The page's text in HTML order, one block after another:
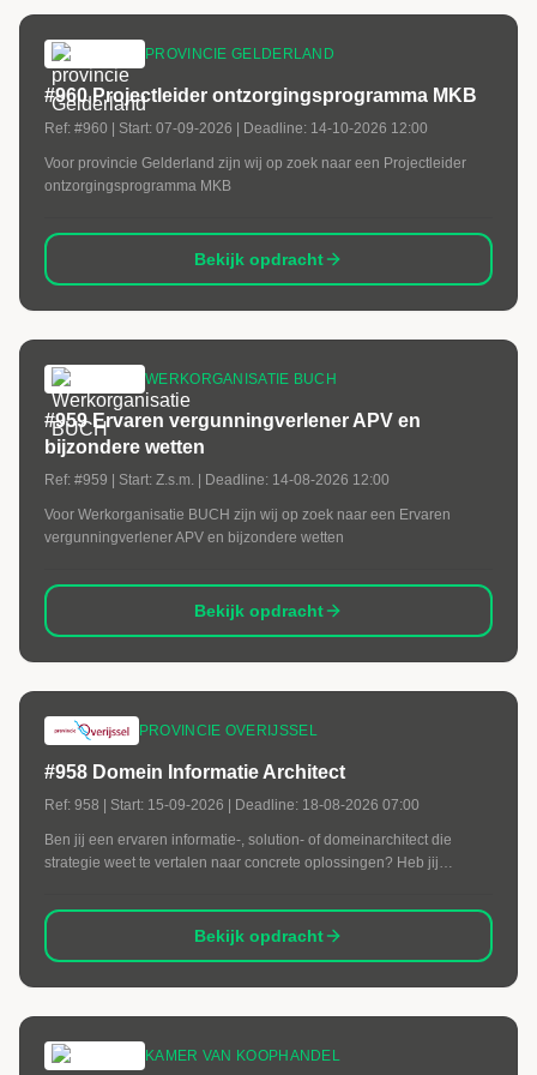
PROVINCIE GELDERLAND
#960 Projectleider ontzorgingsprogramma MKB
Ref: #960 | Start: 07-09-2026 | Deadline: 14-10-2026 12:00
Voor provincie Gelderland zijn wij op zoek naar een Projectleider
ontzorgingsprogramma MKB
Bekijk opdracht
WERKORGANISATIE BUCH
#959 Ervaren vergunningverlener APV en
bijzondere wetten
Ref: #959 | Start: Z.s.m. | Deadline: 14-08-2026 12:00
Voor Werkorganisatie BUCH zijn wij op zoek naar een Ervaren
vergunningverlener APV en bijzondere wetten
Bekijk opdracht
PROVINCIE OVERIJSSEL
#958 Domein Informatie Architect
Ref: 958 | Start: 15-09-2026 | Deadline: 18-08-2026 07:00
Ben jij een ervaren informatie-, solution- of domeinarchitect die
strategie weet te vertalen naar concrete oplossingen? Heb jij
architectuurgovernance en digitale transformaties binnen de
overheid? Dan zijn wij op zoek naar jou.
Bekijk opdracht
KAMER VAN KOOPHANDEL